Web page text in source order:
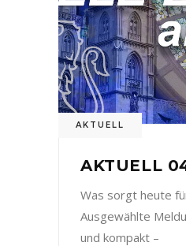
AKTUELL
AKTUELL
Was sorgt heute
Ausgewählte
und kompakt –